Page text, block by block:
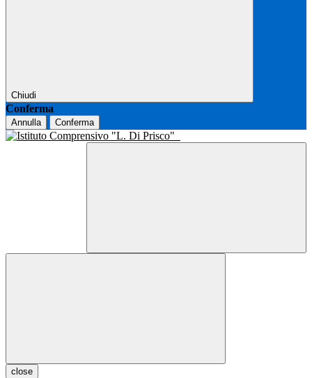
Chiudi
Conferma
Annulla Conferma
close